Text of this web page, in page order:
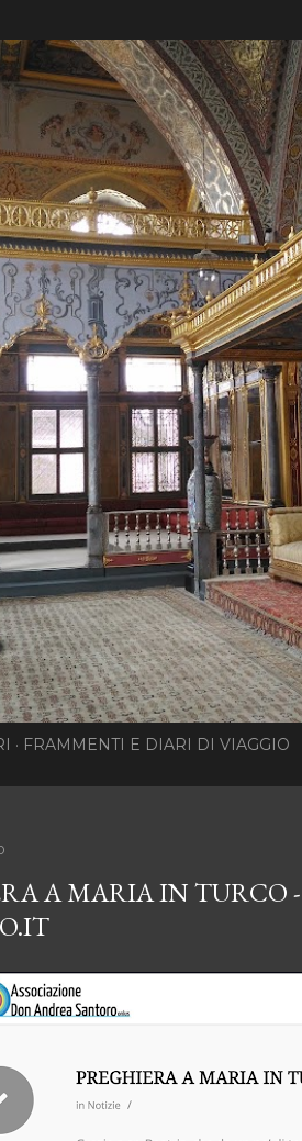
FRAMMENTI E DIARI DI VIAGGIO
A MARIA IN TURCO